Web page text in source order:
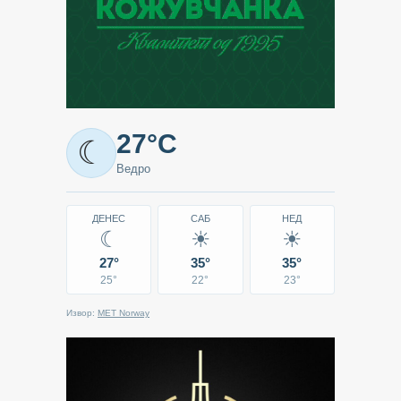
Метео
-
Кавадарци
☾ 27°C
Ведро
ДЕНЕС
☾
27°
25°
САБ
☀
35°
22°
НЕД
☀
35°
23°
Извор: MET Norway